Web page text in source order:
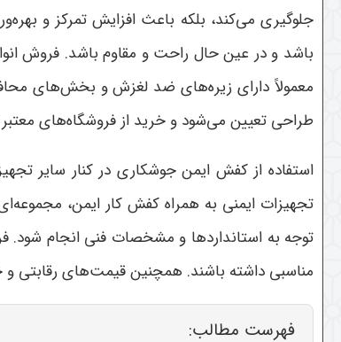
جلوگیری می‌کند، بلکه باعث افزایش تمرکز و
باشد و در عین حال راحت و مقاوم باشد. فروش
معمولاً دارای زیره‌های ضد لغزش و بخش‌های
طراحی تعیین می‌شود و خرید از فروشگاه‌های معتبر
استفاده از کفش ایمن جوشکاری در کنار سایر
تجهیزات ایمنی به همراه کفش کار ایمن،
توجه به استانداردها و مشخصات فنی انجام شود.
مناسبی داشته باشند. همچنین قیمت‌های رقابتی
فهرست مطالب: